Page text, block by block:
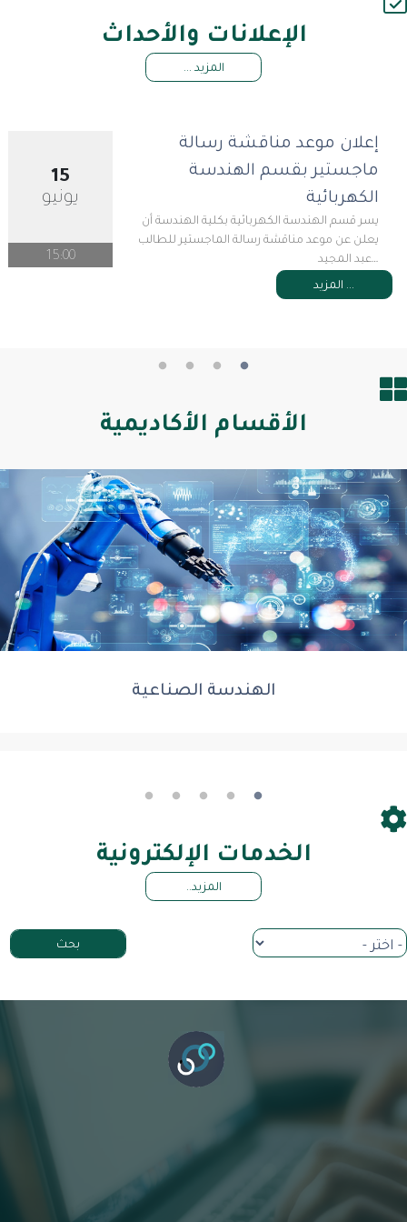
الإعلانات والأحداث
المزيد ...
15
يونيو
15:00
إعلان موعد مناقشة رسالة
ماجستير بقسم الهندسة
الكهربائية
يسر قسم الهندسة الكهربائية بكلية الهندسة أن
يعلن عن موعد مناقشة رسالة الماجستير للطالب
الأقسام الأكاديمية
الهندسة الصناعية
الخدمات الإلكترونية
المزيد..